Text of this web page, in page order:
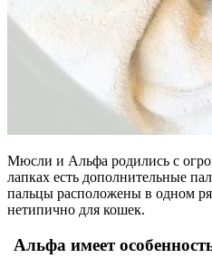
Мюсли и Альфа родились с
лапках есть дополнительные
пальцы расположены в одном
нетипично для кошек.
Альфа имеет